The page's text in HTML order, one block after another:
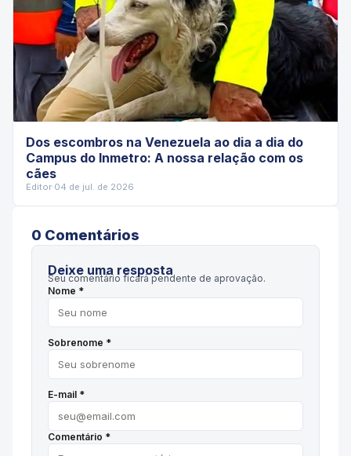
Dos escombros na Venezuela ao dia a dia do
Campus do Inmetro: A nossa relação com os
cães
Editor·04 de jul. de 2026
0 Comentários
Deixe uma resposta
Seu comentário ficará pendente de aprovação.
Nome *
Sobrenome *
E-mail *
Comentário *